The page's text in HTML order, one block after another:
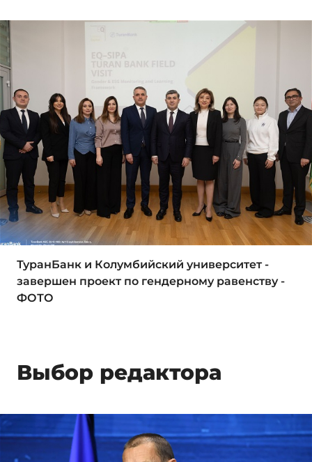
ТуранБанк и Колумбийский университет -
завершен проект по гендерному равенству -
ФОТО
Выбор редактора